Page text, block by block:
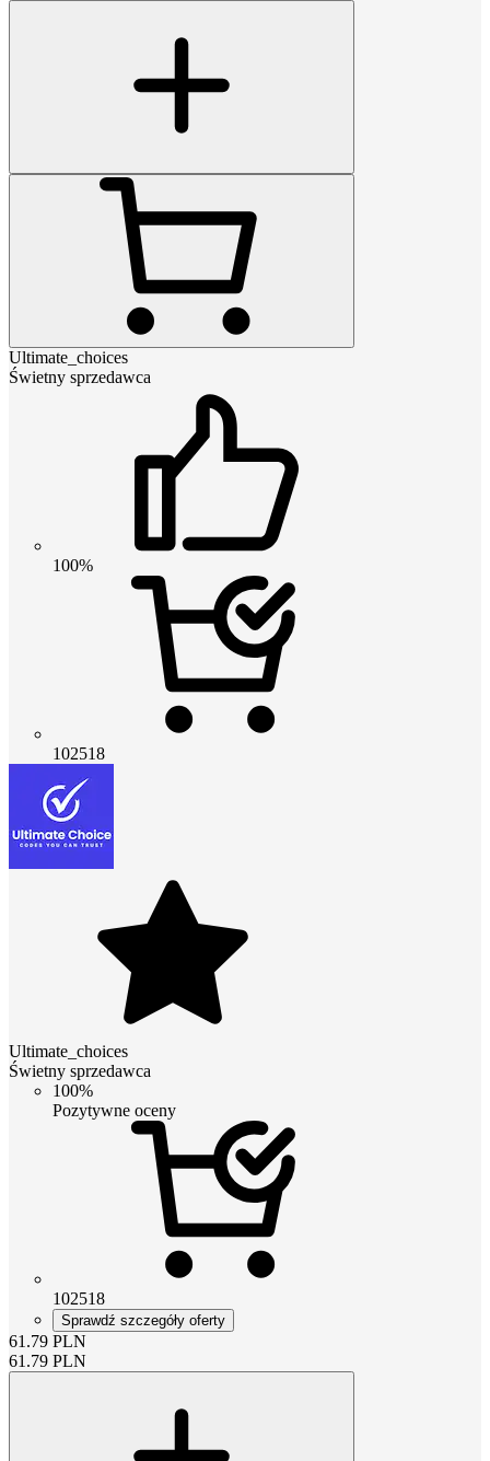
Ultimate_choices
Świetny sprzedawca
100%
102518
Ultimate_choices
Świetny sprzedawca
100%
Pozytywne oceny
102518
Sprawdź szczegóły oferty
61.79 PLN
61.79 PLN